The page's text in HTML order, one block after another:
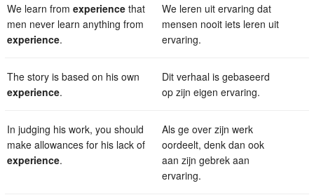
We learn from experience that
men never learn anything from
experience.
We leren uit ervaring dat
mensen nooit iets leren uit
ervaring.
The story is based on his own
experience.
Dit verhaal is gebaseerd
op zijn eigen ervaring.
In judging his work, you should
make allowances for his lack of
experience.
Als ge over zijn werk
oordeelt, denk dan ook
aan zijn gebrek aan
ervaring.